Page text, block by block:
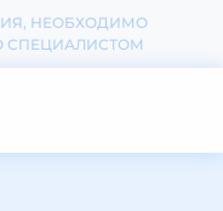
НЕОБХОДИМО
СПЕЦИАЛИСТОМ